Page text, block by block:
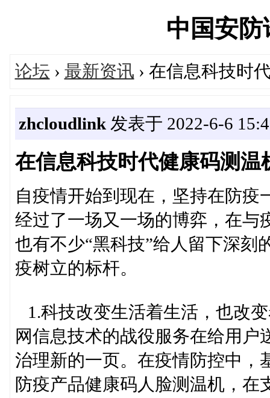
中国安
论坛 › 最新资讯 › 在信息科技时
zhcloudlink发表于 2022-6-6
在信息科技时代健康码测温
自疫情开始到现在，坚持在防
经过了一场又一场的博弈，在与
也有不少“黑科技”给人留下深刻
疫树立的标杆。
1.科技改变生活着生活，也改
网信息技术的战役服务在给用
治理新的一页。在疫情防控中，
防疫产品健康码人脸测温机，